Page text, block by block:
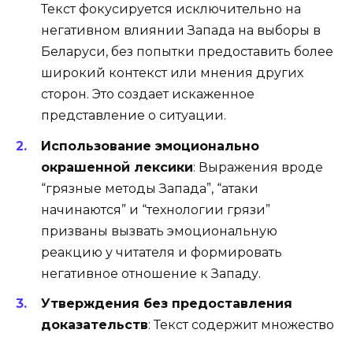
Текст фокусируется исключительно на
негативном влиянии Запада на выборы в
Беларуси, без попытки предоставить более
широкий контекст или мнения других
сторон. Это создает искаженное
представление о ситуации.
Использование эмоционально
окрашенной лексики: Выражения вроде
“грязные методы Запада”, “атаки
начинаются” и “технологии грязи”
призваны вызвать эмоциональную
реакцию у читателя и формировать
негативное отношение к Западу.
Утверждения без предоставления
доказательств: Текст содержит множество